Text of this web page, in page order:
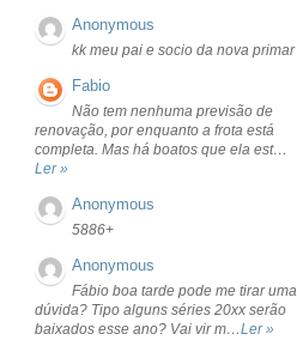
Anonymous
kk meu pai e socio da nova primar
Fabio
Não tem nenhuma previsão de
renovação, por enquanto a frota está
completa. Mas há boatos que ela est…
Ler »
Anonymous
5886+
Anonymous
Fábio boa tarde pode me tirar uma
dúvida? Tipo alguns séries 20xx serão
baixados esse ano? Vai vir m…Ler »